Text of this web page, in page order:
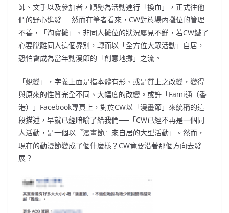
師、文手以及參加者，順勢為活動進行「換血」，正式往他
們的野心進發──然而在筆者看來，CW對於場內攤位的管理
不善，「淘寶攤」、非同人攤位的狀況屢見不鮮，若CW鐵了
心要脫離同人這個界別，轉而以「全方位大眾活動」自居，
恐怕會成為當年動漫節的「創意地攤」之流。
「蛻變」，字義上面是指本體有形、或是質上之改變，變得
與原來的性質完全不同、大幅度的改變。或許「Fami通（香
港）」Facebook專頁上，對於CW以「漫畫節」來統稱的這
段描述，早就已經暗喻了給我們──「CW已經不再是一個同
人活動，是一個以『漫畫節』來自居的大型活動」。然而，
現在的動漫節變成了個什麼樣？CW竟要沿著那個方向去發
展？